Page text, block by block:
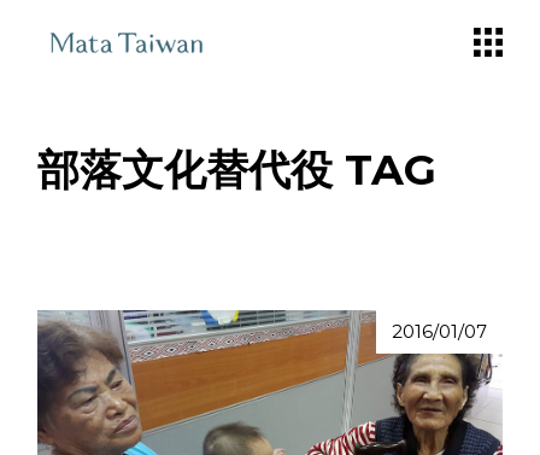
部落文化替代役 TAG
2016/01/07